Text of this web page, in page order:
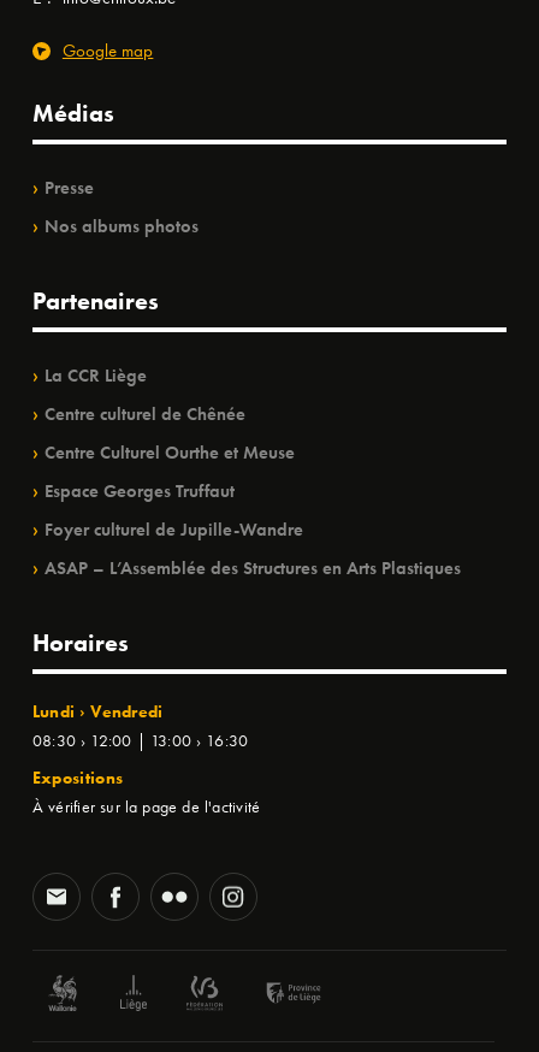
Google map
Médias
Presse
Nos albums photos
Partenaires
La CCR Liège
Centre culturel de Chênée
Centre Culturel Ourthe et Meuse
Espace Georges Truffaut
Foyer culturel de Jupille-Wandre
ASAP – L’Assemblée des Structures en Arts Plastiques
Horaires
Lundi › Vendredi
08:30 › 12:00 | 13:00 › 16:30
Expositions
À vérifier sur la page de l'activité